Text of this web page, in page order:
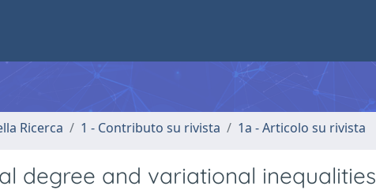
Ricerca 1 - Contributo su rivista 1a - Articolo su rivista
degree and variational inequalities